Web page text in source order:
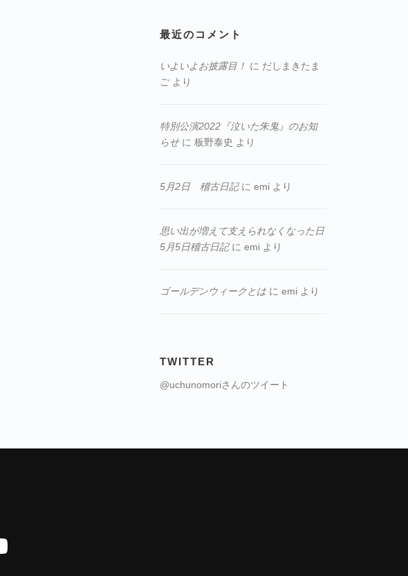
最近のコメント
いよいよお披露目！ に だしまきたま
ご より
特別公演2022『泣いた朱鬼』のお知
らせに 板野泰史 より
5月2日 稽古日記に emi より
思い出が増えて支えられなくなった日
5月5日稽古日記に emi より
ゴールデンウィークとはに emi より
TWITTER
@uchunomoriさんのツイート